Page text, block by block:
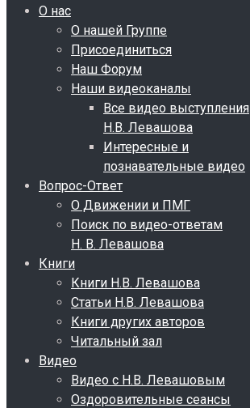
О нас
О нашей Группе
Присоединиться
Наш Форум
Наши видеоканалы
Все видео выступления
Н.В. Левашова
Интересные и
познавательные видео
Вопрос-Ответ
О Движении и ПМГ
Поиск по видео-ответам
Н. В. Левашова
Книги
Книги Н.В. Левашова
Статьи Н.В. Левашова
Книги других авторов
Читальный зал
Видео
Видео с Н.В. Левашовым
Оздоровительные сеансы